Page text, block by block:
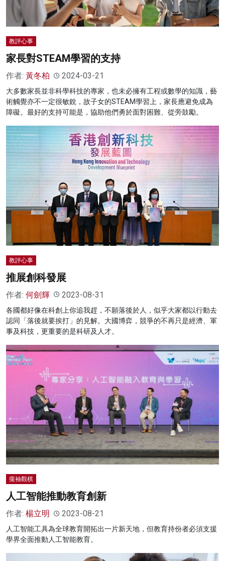
教評心事
家長對STEAM學習的支持
作者: 黃冬柏 2024-03-21
大多數家長並非科學科技的專家，也未必擁有工程或數學的知識，藝
術觸覺亦不一定很敏銳，故子女的STEAM學習上，家長應避免成為
障礙。最好的支持可能是，協助他們勇於面對困難、從旁鼓勵。
教評心事
推展創科發展
作者: 何劍輝 2023-08-31
各國都好像在科創上你追我趕，不願落後於人，似乎大家都以行動去
認同「落後就要挨打」的見解。大國博弈，競爭的不再只是經濟、軍
事及科技，更重要的是科研及人才。
攏袖觀棋
人工智能推動教育創新
作者: 楊立明 2023-08-21
人工智能工具為全球教育開拓出一片新天地，但教育持份者必須支援
學界全面推動人工智能教育。